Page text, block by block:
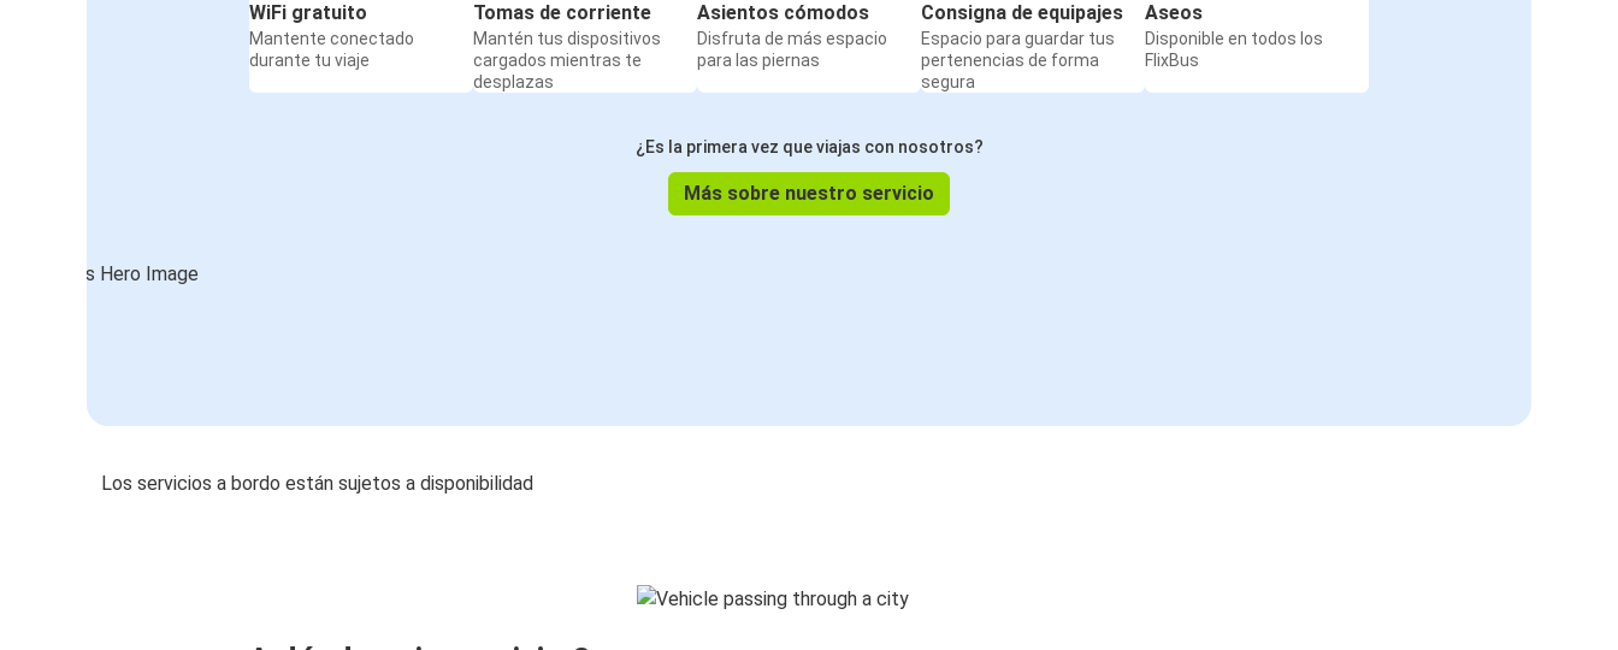
WiFi gratuito
Mantente conectado
durante tu viaje
Tomas de corriente
Mantén tus dispositivos
cargados mientras te
desplazas
Asientos cómodos
Disfruta de más espacio
para las piernas
Consigna de equipajes
Espacio para guardar tus
pertenencias de forma
segura
Aseos
Disponible en todos los
FlixBus
¿Es la primera vez que viajas con nosotros?
Más sobre nuestro servicio
Los servicios a bordo están sujetos a disponibilidad